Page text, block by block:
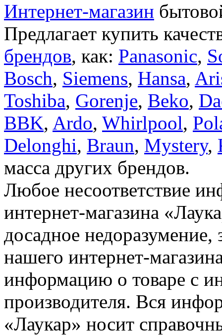
Интернет-магазин
Предлагает купить
брендов, как: Panasonic,
Bosch, Siemens, Hansa,
Toshiba, Gorenje, Beko,
BBK, Ardo, Whirlpool,
Delonghi, Braun, Mystery,
масса других брендов.
Любое несоответствие
интернет-магазина
досадное недоразумение,
нашего интернет-
информацию о товаре с
производителя. Вся
«Лаукар» носит